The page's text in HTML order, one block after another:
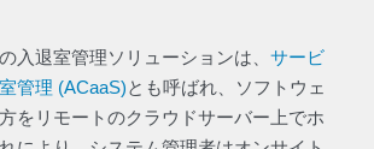
入退室管理ソリューションは、 サービ
管理 (ACaaS)とも呼ばれ、ソフトウェ
をリモートのクラウドサーバー上でホ